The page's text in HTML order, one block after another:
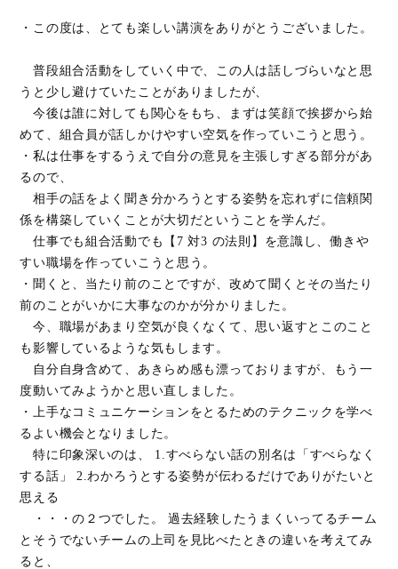
・この度は、とても楽しい講演をありがとうございました。
普段組合活動をしていく中で、この人は話しづらいなと思
うと少し避けていたことがありましたが、
今後は誰に対しても関心をもち、まずは笑顔で挨拶から始
めて、組合員が話しかけやすい空気を作っていこうと思う。
・私は仕事をするうえで自分の意見を主張しすぎる部分があ
るので、
相手の話をよく聞き分かろうとする姿勢を忘れずに信頼関
係を構築していくことが大切だということを学んだ。
仕事でも組合活動でも【7 対3 の法則】を意識し、働きや
すい職場を作っていこうと思う。
・聞くと、当たり前のことですが、改めて聞くとその当たり
前のことがいかに大事なのかが分かりました。
今、職場があまり空気が良くなくて、思い返すとこのこと
も影響しているような気もします。
自分自身含めて、あきらめ感も漂っておりますが、もう一
度動いてみようかと思い直しました。
・上手なコミュニケーションをとるためのテクニックを学べ
るよい機会となりました。
特に印象深いのは、 1.すべらない話の別名は「すべらなく
する話」 2.わかろうとする姿勢が伝わるだけでありがたいと
思える
・・・の２つでした。 過去経験したうまくいってるチーム
とそうでないチームの上司を見比べたときの違いを考えてみ
ると、